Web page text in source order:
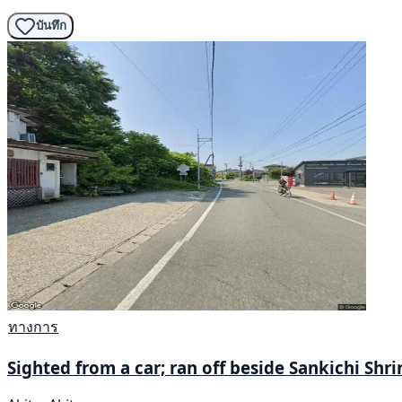
บันทึก
ทางการ
Sighted from a car; ran off beside Sankichi